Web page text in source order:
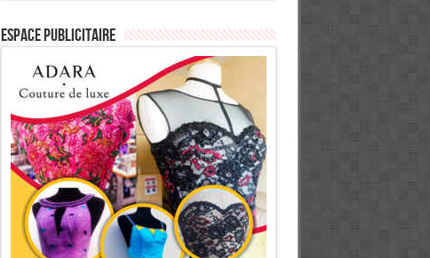
ESPACE PUBLICITAIRE